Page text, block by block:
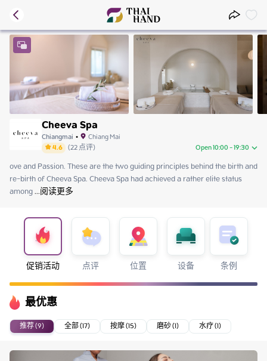
Cheeva Spa
Chiangmai • Chiang Mai
4.6 (22点评) Open 10:00 - 19:30
Thursday 10:00 - 19:30
Friday 10:00 - 19:30
Saturday
Monday 10:00 - 19:30
Tuesday 10:00 - 19:30
Wednesday 10:00 - 19:30
ove and Passion. These are the two guiding principles behind the birth and
re-birth of Cheeva Spa. Cheeva Spa had achieved a rather elite status
among ...阅读更多
促销活动 点评 位置 设备 条例
最优惠
推荐 (9) 全部 (17) 按摩 (15) 磨砂 (1) 水疗 (1)